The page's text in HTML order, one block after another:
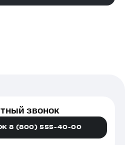
звонок
8 (800) 555-40-00